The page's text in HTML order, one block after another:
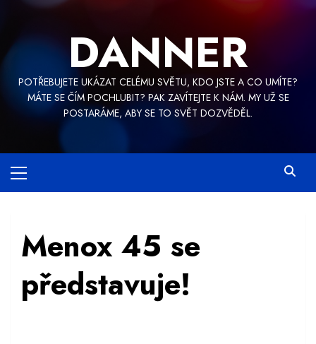
content
DANNER
POTŘEBUJETE UKÁZAT CELÉMU SVĚTU, KDO JSTE A CO UMÍTE?
MÁTE SE ČÍM POCHLUBIT? PAK ZAVÍTEJTE K NÁM. MY UŽ SE
POSTARÁME, ABY SE TO SVĚT DOZVĚDĚL.
Menu
Menox 45 se
představuje!